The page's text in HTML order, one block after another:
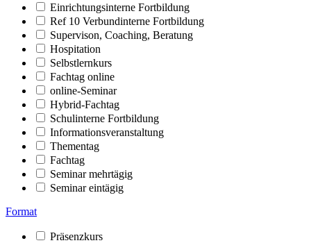
Einrichtungsinterne Fortbildung
Ref 10 Verbundinterne Fortbildung
Supervison, Coaching, Beratung
Hospitation
Selbstlernkurs
Fachtag online
online-Seminar
Hybrid-Fachtag
Schulinterne Fortbildung
Informationsveranstaltung
Thementag
Fachtag
Seminar mehrtägig
Seminar eintägig
Format
Präsenzkurs